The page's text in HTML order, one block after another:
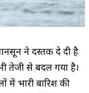
ने दस्तक दे दी है
तेजी से बदल गया है।
भारी बारिश की